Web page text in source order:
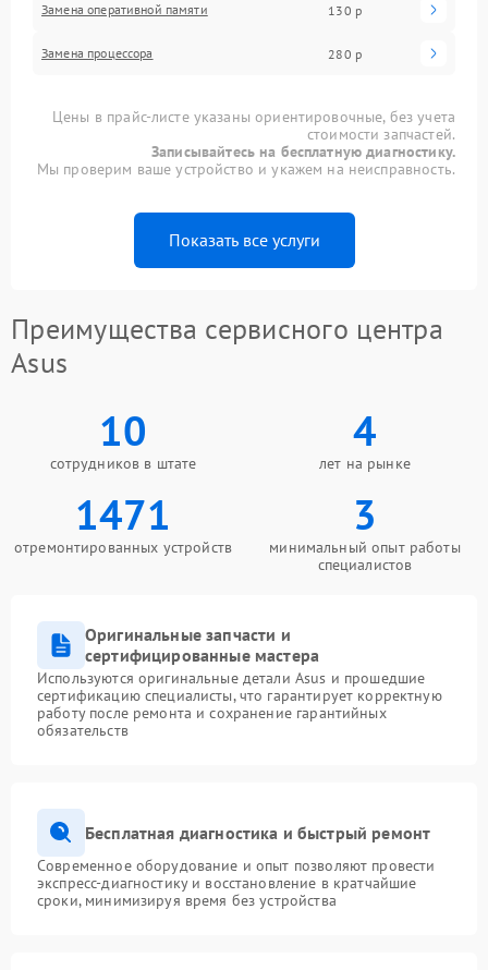
Замена оперативной памяти 130 р
Замена процессора 280 р
Цены в прайс-листе указаны ориентировочные, без учета
стоимости запчастей.
Записывайтесь на бесплатную диагностику.
Мы проверим ваше устройство и укажем на неисправность.
Показать все услуги
Преимущества сервисного центра
Asus
10
сотрудников в штате
4
лет на рынке
1471
отремонтированных устройств
3
минимальный опыт работы
специалистов
Оригинальные запчасти и
сертифицированные мастера
Используются оригинальные детали Asus и прошедшие
сертификацию специалисты, что гарантирует корректную
работу после ремонта и сохранение гарантийных
обязательств
Бесплатная диагностика и быстрый ремонт
Современное оборудование и опыт позволяют провести
экспресс-диагностику и восстановление в кратчайшие
сроки, минимизируя время без устройства